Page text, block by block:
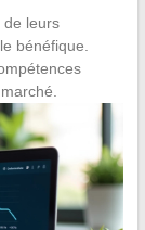
de leurs
bénéfique.